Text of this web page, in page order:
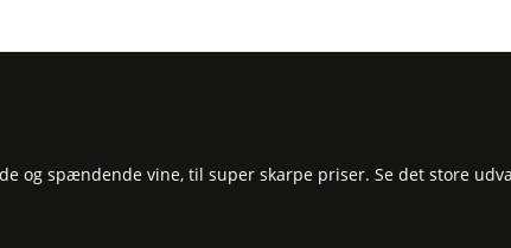
og spændende vine, til super skarpe priser. Se det store